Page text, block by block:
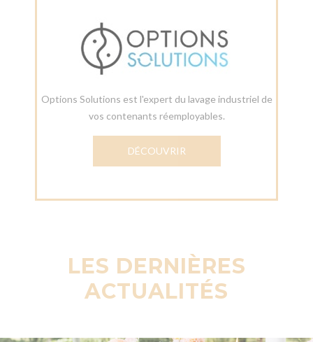
Options Solutions est l'expert du lavage industriel de
vos contenants réemployables.
DÉCOUVRIR
LES DERNIÈRES
ACTUALITÉS